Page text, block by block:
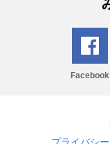
Facebook